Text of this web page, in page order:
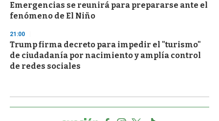
Emergencias se reunirá para prepararse ante el
fenómeno de El Niño
21:00
Trump firma decreto para impedir el "turismo"
de ciudadanía por nacimiento y amplía control
de redes sociales